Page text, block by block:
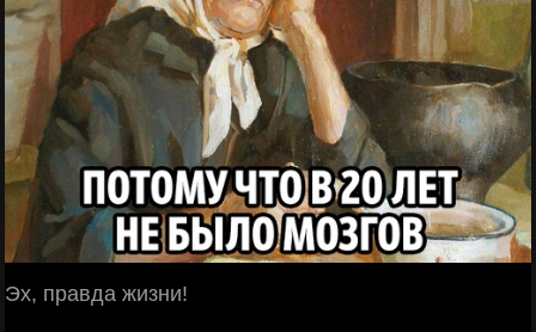
Эх, правда жизни!